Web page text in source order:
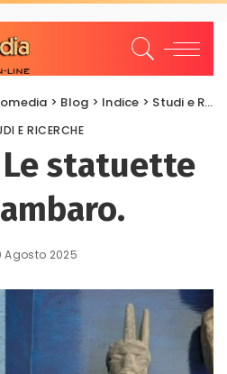
> Blog > Indice > Studi e Ricerche
E RICERCHE
Le statuette
Agosto 2025